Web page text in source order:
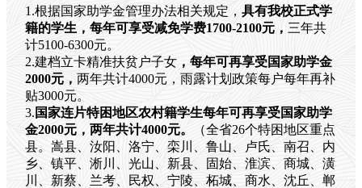
校
概
况
学
校
简
介
党
团
机
构
办
1.根据国家助学金管理办法相关规定， 具有我校正式学
籍的学生，每年可享受减免学费1700-2100元， 三年共
计5100-6300元。
2.建档立卡精准扶贫户子女 ，每年可再享受国家助学金
2000元， 两年共计4000元，雨露计划政策每户每年再补
贴3000元。
3. 国家连片特困地区农村籍学生每年可再享受国家助学
金2000元， 两年共计4000元。
（全省26个特困地区重点
县。嵩县、汝阳、洛宁、栾川、鲁山、卢氏、南召、内
乡、镇平、淅川、光山、新县、固始、淮滨、商城、潢
川、新蔡、兰考、民权、宁陵、柘城、商水、沈丘、郸